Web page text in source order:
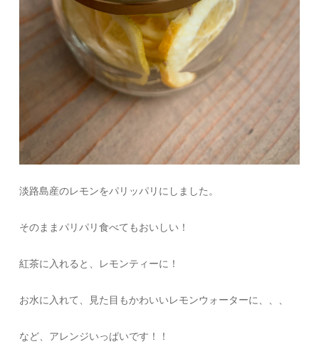
淡路島産のレモンをパリッパリにしました。
そのままパリパリ食べてもおいしい！
紅茶に入れると、レモンティーに！
お水に入れて、見た目もかわいいレモンウォーターに、、、
など、アレンジいっぱいです！！